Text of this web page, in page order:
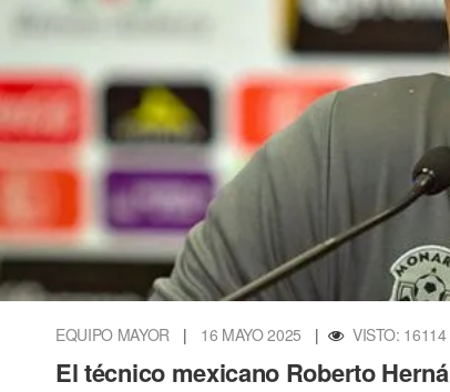
EQUIPO MAYOR | 16 MAYO 2025 | VISTO: 16114
El técnico mexicano Roberto